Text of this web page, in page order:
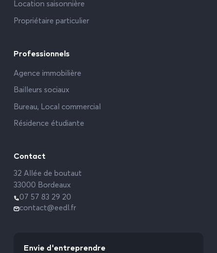
Location saisonnière
Propriétaire particulier
Professionnels
Agence immobilière
Bailleurs sociaux
Bureau, Local commercial
Résidence étudiante
Contact
32 Allée de boutaut
33000 Bordeaux
07 57 83 29 20
contact@eedl.fr
Envie d'entreprendre